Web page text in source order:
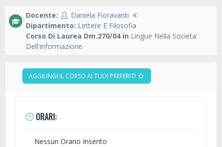
Docente:
Daniela Fioravanti
Dipartimento: Lettere E Filosofia
Corso Di Laurea Dm.270/04 in Lingue Nella Societa'
Dell'informazione
AGGIUNGI IL CORSO AI TUOI PREFERITI
ORARI:
Nessun Orario Inserito